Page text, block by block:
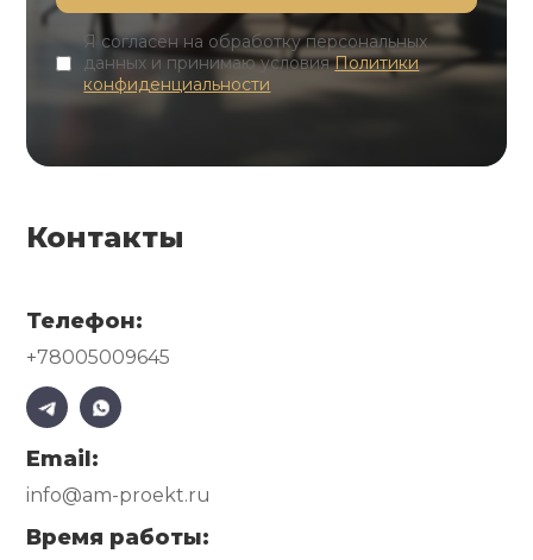
Я согласен на обработку персональных
данных и принимаю условияПолитики
конфиденциальности
Контакты
Телефон:
+78005009645
Email:
info@am-proekt.ru
Время работы: